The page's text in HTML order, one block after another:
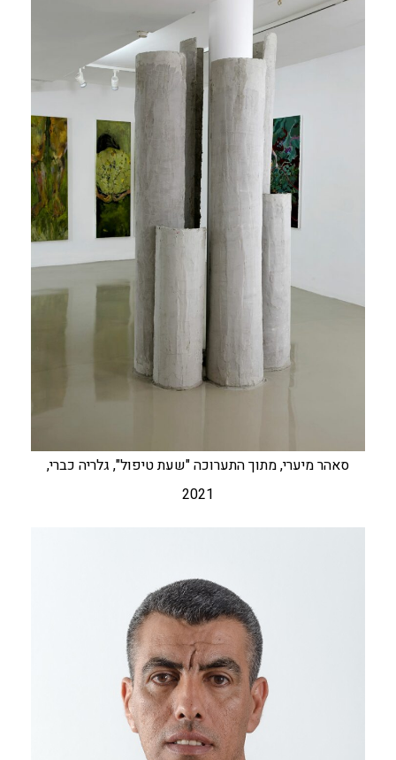
סאהר מיערי, מתוך התערוכה "שעת טיפול", גלריה כברי,
2021